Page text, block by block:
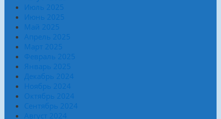
Июль 2025
Июнь 2025
Май 2025
Апрель 2025
Март 2025
Февраль 2025
Январь 2025
Декабрь 2024
Ноябрь 2024
Октябрь 2024
Сентябрь 2024
Август 2024